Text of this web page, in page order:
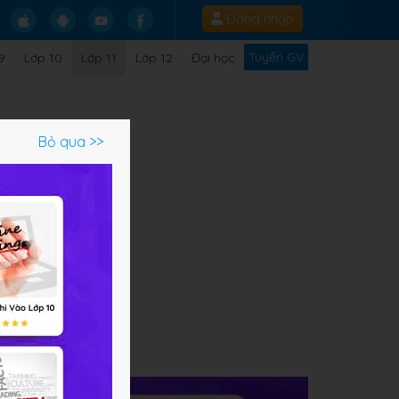
Đăng nhập
Lớp 10 Lớp 11 Lớp 12 Đại học Tuyển GV
Bỏ qua >>